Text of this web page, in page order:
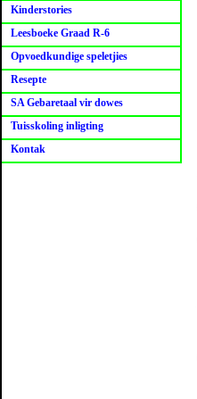
Kinderstories
Leesboeke Graad R-6
Opvoedkundige speletjies
Resepte
SA Gebaretaal vir dowes
Tuisskoling inligting
Kontak